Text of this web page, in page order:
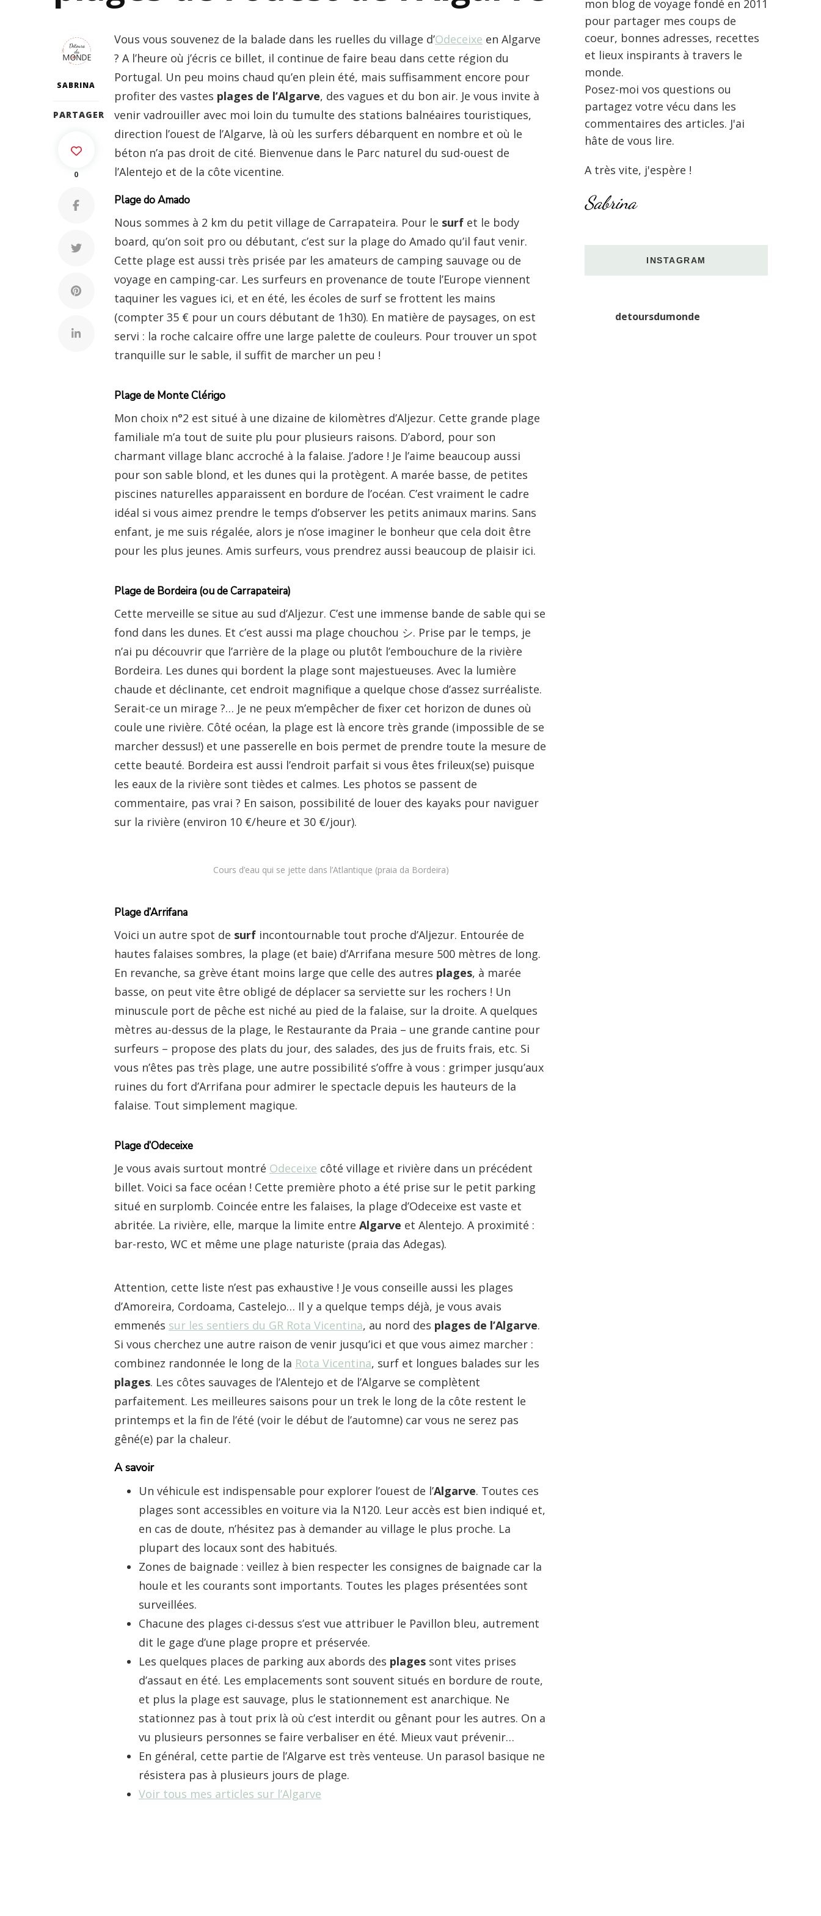
SABRINA
PARTAGER
0
Vous vous souvenez de la balade dans les ruelles du village d’Odeceixe en Algarve
? A l’heure où j’écris ce billet, il continue de faire beau dans cette région du
Portugal. Un peu moins chaud qu’en plein été, mais suffisamment encore pour
profiter des vastes plages de l’Algarve, des vagues et du bon air. Je vous invite à
venir vadrouiller avec moi loin du tumulte des stations balnéaires touristiques,
direction l’ouest de l’Algarve, là où les surfers débarquent en nombre et où le
béton n’a pas droit de cité. Bienvenue dans le Parc naturel du sud-ouest de
l’Alentejo et de la côte vicentine.
Plage do Amado
Nous sommes à 2 km du petit village de Carrapateira. Pour le surf et le body
board, qu’on soit pro ou débutant, c’est sur la plage do Amado qu’il faut venir.
Cette plage est aussi très prisée par les amateurs de camping sauvage ou de
voyage en camping-car. Les surfeurs en provenance de toute l’Europe viennent
taquiner les vagues ici, et en été, les écoles de surf se frottent les mains
(compter 35 € pour un cours débutant de 1h30). En matière de paysages, on est
servi : la roche calcaire offre une large palette de couleurs. Pour trouver un spot
tranquille sur le sable, il suffit de marcher un peu !
Plage de Monte Clérigo
Mon choix n°2 est situé à une dizaine de kilomètres d’Aljezur. Cette grande plage
familiale m’a tout de suite plu pour plusieurs raisons. D’abord, pour son
charmant village blanc accroché à la falaise. J’adore ! Je l’aime beaucoup aussi
pour son sable blond, et les dunes qui la protègent. A marée basse, de petites
piscines naturelles apparaissent en bordure de l’océan. C’est vraiment le cadre
idéal si vous aimez prendre le temps d’observer les petits animaux marins. Sans
enfant, je me suis régalée, alors je n’ose imaginer le bonheur que cela doit être
pour les plus jeunes. Amis surfeurs, vous prendrez aussi beaucoup de plaisir ici.
Plage de Bordeira (ou de Carrapateira)
Cette merveille se situe au sud d’Aljezur. C’est une immense bande de sable qui se
fond dans les dunes. Et c’est aussi ma plage chouchou シ. Prise par le temps, je
n’ai pu découvrir que l’arrière de la plage ou plutôt l’embouchure de la rivière
Bordeira. Les dunes qui bordent la plage sont majestueuses. Avec la lumière
chaude et déclinante, cet endroit magnifique a quelque chose d’assez surréaliste.
Serait-ce un mirage ?… Je ne peux m’empêcher de fixer cet horizon de dunes où
coule une rivière. Côté océan, la plage est là encore très grande (impossible de se
marcher dessus!) et une passerelle en bois permet de prendre toute la mesure de
cette beauté. Bordeira est aussi l’endroit parfait si vous êtes frileux(se) puisque
les eaux de la rivière sont tièdes et calmes. Les photos se passent de
commentaire, pas vrai ? En saison, possibilité de louer des kayaks pour naviguer
sur la rivière (environ 10 €/heure et 30 €/jour).
Cours d’eau qui se jette dans l’Atlantique (praia da Bordeira)
Plage d’Arrifana
Voici un autre spot de surf incontournable tout proche d’Aljezur. Entourée de
hautes falaises sombres, la plage (et baie) d’Arrifana mesure 500 mètres de long.
En revanche, sa grève étant moins large que celle des autres plages, à marée
basse, on peut vite être obligé de déplacer sa serviette sur les rochers ! Un
minuscule port de pêche est niché au pied de la falaise, sur la droite. A quelques
mètres au-dessus de la plage, le Restaurante da Praia – une grande cantine pour
surfeurs – propose des plats du jour, des salades, des jus de fruits frais, etc. Si
vous n’êtes pas très plage, une autre possibilité s’offre à vous : grimper jusqu’aux
ruines du fort d’Arrifana pour admirer le spectacle depuis les hauteurs de la
falaise. Tout simplement magique.
Plage d’Odeceixe
Je vous avais surtout montré Odeceixe côté village et rivière dans un précédent
billet. Voici sa face océan ! Cette première photo a été prise sur le petit parking
situé en surplomb. Coincée entre les falaises, la plage d’Odeceixe est vaste et
abritée. La rivière, elle, marque la limite entre Algarve et Alentejo. A proximité :
bar-resto, WC et même une plage naturiste (praia das Adegas).
Attention, cette liste n’est pas exhaustive ! Je vous conseille aussi les plages
d’Amoreira, Cordoama, Castelejo… Il y a quelque temps déjà, je vous avais
emmenés sur les sentiers du GR Rota Vicentina, au nord des plages de l’Algarve.
Si vous cherchez une autre raison de venir jusqu’ici et que vous aimez marcher :
combinez randonnée le long de la Rota Vicentina, surf et longues balades sur les
plages. Les côtes sauvages de l’Alentejo et de l’Algarve se complètent
parfaitement. Les meilleures saisons pour un trek le long de la côte restent le
printemps et la fin de l’été (voir le début de l’automne) car vous ne serez pas
gêné(e) par la chaleur.
A savoir
Un véhicule est indispensable pour explorer l’ouest de l’Algarve. Toutes ces
plages sont accessibles en voiture via la N120. Leur accès est bien indiqué et,
en cas de doute, n’hésitez pas à demander au village le plus proche. La
plupart des locaux sont des habitués.
Zones de baignade : veillez à bien respecter les consignes de baignade car la
houle et les courants sont importants. Toutes les plages présentées sont
surveillées.
Chacune des plages ci-dessus s’est vue attribuer le Pavillon bleu, autrement
dit le gage d’une plage propre et préservée.
Les quelques places de parking aux abords des plages sont vites prises
d’assaut en été. Les emplacements sont souvent situés en bordure de route,
et plus la plage est sauvage, plus le stationnement est anarchique. Ne
stationnez pas à tout prix là où c’est interdit ou gênant pour les autres. On a
vu plusieurs personnes se faire verbaliser en été. Mieux vaut prévenir…
En général, cette partie de l’Algarve est très venteuse. Un parasol basique ne
résistera pas à plusieurs jours de plage.
Voir tous mes articles sur l’Algarve
mon blog de voyage fondé en 2011
pour partager mes coups de
coeur, bonnes adresses, recettes
et lieux inspirants à travers le
monde.
Posez-moi vos questions ou
partagez votre vécu dans les
commentaires des articles. J'ai
hâte de vous lire.
A très vite, j'espère !
Sabrina
INSTAGRAM
detoursdumonde